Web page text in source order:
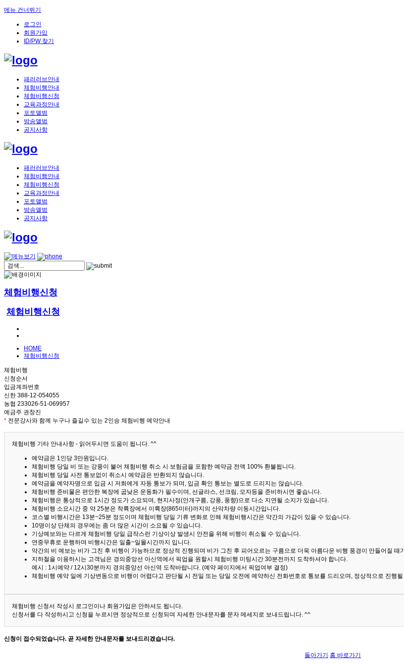
메뉴 건너뛰기
로그인
회원가입
ID/PW 찾기
패러러브안내
체험비행안내
체험비행신청
교육과정안내
포토앨범
방송앨범
공지사항
패러러브안내
체험비행안내
체험비행신청
교육과정안내
포토앨범
방송앨범
공지사항
체험비행신청
체험비행신청
HOME
체험비행신청
체험비행
신청순서
입금계좌번호
신한 388-12-054055
농협 233026-51-069957
예금주 권창진
* 전문강사와 함께 누구나 즐길수 있는 2인승 체험비행 예약안내
체험비행 기타 안내사항 - 읽어두시면 도움이 됩니다. ^^
예약금은 1인당 3만원입니다.
체험비행 당일 비 또는 강풍이 불어 체험비행 취소 시 보험금을 포함한 예약금 전액 100% 환불됩니다.
체험비행 당일 사전 통보없이 취소시 예약금은 반환되지 않습니다.
예약금을 예약자명으로 입금 시 저희에게 자동 통보가 되며, 입금 확인 통보는 별도로 드리지는 않습니다.
체험비행 준비물은 편안한 복장에 굽낮은 운동화가 필수이며, 선글라스, 선크림, 모자등을 준비하시면 좋습니다.
체험비행은 통상적으로 1시간 정도가 소요되며, 현지사정(안개구름, 강풍, 풍향)으로 다소 지연될 소지가 있습니다.
체험비행 소요시간 중 약 25분은 착륙장에서 이륙장(865미터)까지의 산악차량 이동시간입니다.
코스별 비행시간은 13분~25분 정도이며 체험비행 당일 기류 변화로 인해 체험비행시간은 약간의 가감이 있을 수 있습니다.
10명이상 단체의 경우에는 좀 더 많은 시간이 소요될 수 있습니다.
기상예보와는 다르게 체험비행 당일 급작스런 기상이상 발생시 안전을 위해 비행이 취소될 수 있습니다.
연중무휴로 운행하며 비행시간은 일출~일몰시간까지 입니다.
약간의 비 예보는 비가 그친 후 비행이 가능하므로 정상적 진행되며 비가 그친 후 피어오르는 구름으로 더욱 아름다운 비행 풍경이 만들어질 때
지하철을 이용하시는 고객님은 경의중앙선 아신역에서 픽업을 원할시 체험비행 미팅시간 30분전까지 도착하셔야 합니다.
예시 : 1시예약 / 12시30분까지 경의중앙선 아신역 도착바랍니다. (예약 페이지에서 픽업여부 결정)
체험비행 예약 일에 기상변동으로 비행이 어렵다고 판단될 시 전일 또는 당일 오전에 예약하신 전화번호로 통보를 드리오며, 정상적으로 진행
체험비행 신청서 작성시 로그인이나 회원가입은 안하셔도 됩니다.
신청서를 다 작성하시고 신청을 누르시면 정상적으로 신청되며 자세한 안내문자를 문자 메세지로 보내드립니다. ^^
신청이 접수되었습니다. 곧 자세한 안내문자를 보내드리겠습니다.
돌아가기 홈 바로가기